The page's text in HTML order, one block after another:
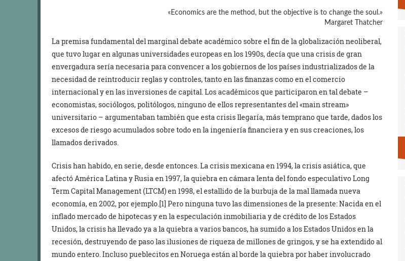
«Economics are the method, but the objective is to change the soul.»
Margaret Thatcher
La premisa fundamental del marginal debate académico sobre el fin de la globalización neoliberal,
que tuvo lugar en algunas universidades europeas en los 1990s, decía que una crisis de gran
envergadura sería necesaria para convencer a los gobiernos de los países industrializados de la
necesidad de reintroducir reglas y controles, tanto en las finanzas como en el comercio
internacional y en las inversiones de capital. Los académicos que participaron en tal debate –
economistas, sociólogos, politólogos, ninguno de ellos representantes del «main stream»
universitario – argumentaban también que esta crisis llegaría, más temprano que tarde, dados los
excesos de riesgo acumulados sobre todo en la ingeniería financiera y en sus creaciones, los
llamados derivados.
Crisis han habido, en serie, desde entonces. La crisis mexicana en 1994, la crisis asiática, que
afectó América Latina y Rusia en 1997, la quiebra en cámara lenta del fondo especulativo Long
Term Capital Management (LTCM) en 1998, el estallido de la burbuja de la mal llamada nueva
economía, en 2002, por ejemplo.[1] Pero ninguna tuvo las dimensiones de la presente: Nacida en el
inflado mercado de hipotecas y en la especulación inmobiliaria y de crédito de los Estados
Unidos, la crisis ha llevado ya a la quiebra a varios bancos, ha sumido a los Estados Unidos en la
recesión, destruyendo de paso las ilusiones de riqueza de millones de gringos, y se ha extendido al
mundo entero. Incluso pueblecitos en Noruega están al borde la quiebra por haber involucrado